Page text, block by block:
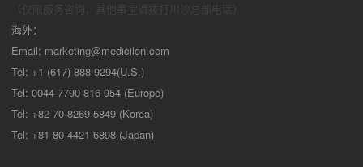
海外：
Email: marketing@medicilon.com
Tel: +1 (617) 888-9294(U.S.)
Tel: 0044 7790 816 954 (Europe)
Tel: +82 70-8269-5849 (Korea)
Tel: +81 80-4421-6898 (Japan)